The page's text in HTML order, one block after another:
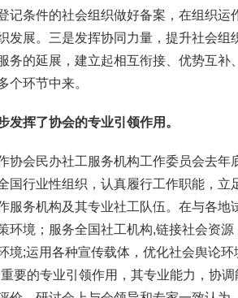
记条件的社会组织做好备案，在组织
发展。三是发挥协同力量，提升社会组
务的延展，建立起相互衔接、优势互补
个环节中来。
发挥了协会的专业引领作用。
协会民办社工服务机构工作委员会去
国行业性组织，认真履行工作职能，立
服务机构及其专业社工队伍。在与各
环境；服务全国社工机构,链接社会资
境;运用各种宣传载体，优化社会舆论
要的专业引领作用，其专业能力，协